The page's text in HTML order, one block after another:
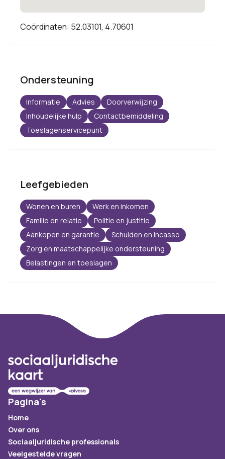
Coördinaten: 52.03101, 4.70601
Ondersteuning
Informatie Advies
Doorverwijzing
Inhoudelijke hulp
Contactbemiddeling
Toeslagenservicepunt
Leefgebieden
Wonen en buren
Werk en inkomen
Familie en relatie
Politie en justitie
Aankopen en garantie
Schulden en incasso
Zorg en maatschappelijke ondersteuning
Belastingen en toeslagen
Pagina's
Home
Over ons
Sociaaljuridische professionals
Veelgestelde vragen